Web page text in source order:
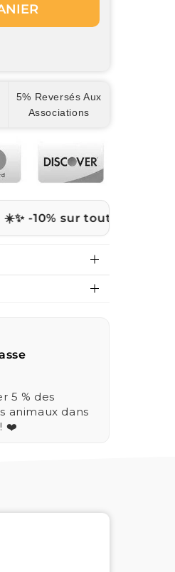
5% Reversés Aux
Associations
tout le site avec le code
5 % des
animaux dans
❤️